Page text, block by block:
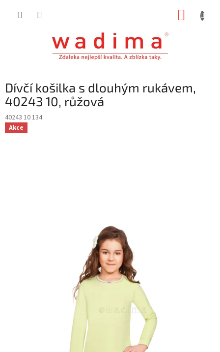
Dívčí košilka s dlouhým rukávem,
40243 10, růžová
40243 10 134
Akce